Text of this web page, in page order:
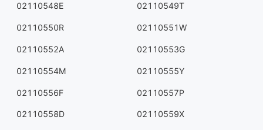
02110548E 02110549T
02110550R 02110551W
02110552A 02110553G
02110554M 02110555Y
02110556F 02110557P
02110558D 02110559X